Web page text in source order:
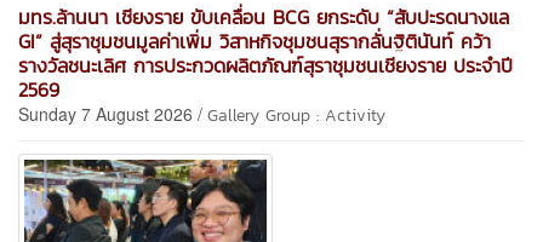
มทร.ล้านนา เชียงราย ขับเคลื่อน BCG ยกระดับ “สับปะรดนางแล
GI” สู่สุราชุมชนมูลค่าเพิ่ม วิสาหกิจชุมชนสุรากลั่นฐิตินันท์ คว้า
รางวัลชนะเลิศ การประกวดผลิตภัณฑ์สุราชุมชนเชียงราย ประจำปี
2569
Sunday 7 August 2026 / Gallery Group : Activity